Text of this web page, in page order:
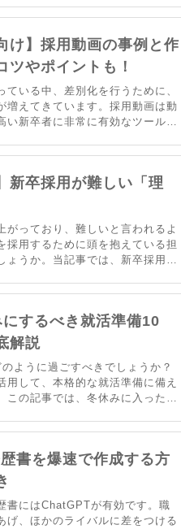
。
け】採用動画の事例と作
ツやポイントも！
ている中、差別化を行うために、
増えてきています。採用動画は動
い新卒者に非常に有効なツールと
的な採用動画の作り方や内容、事
新卒採用が難しい「理
がっており、難しいと言われるよ
採用するために頭を抱えている担
ょうか。当記事では、新卒採用の
するべき就活準備10
解説
ように過ごすべきでしょうか？
用して、本格的な就活準備に備え
この記事では、冬休みに入った大
ます。ぜひ最後までご覧くださ
書を爆速で作成する方
書にはChatGPTが有効です。職
げ、ほかのライバルに差をつける